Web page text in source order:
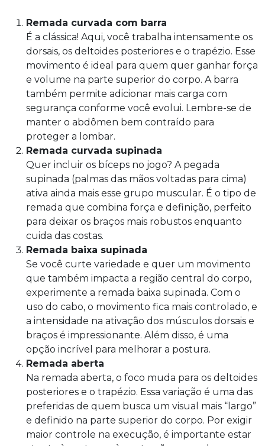
Remada curvada com barra
É a clássica! Aqui, você trabalha intensamente os
dorsais, os deltoides posteriores e o trapézio. Esse
movimento é ideal para quem quer ganhar força
e volume na parte superior do corpo. A barra
também permite adicionar mais carga com
segurança conforme você evolui. Lembre-se de
manter o abdômen bem contraído para
proteger a lombar.
Remada curvada supinada
Quer incluir os bíceps no jogo? A pegada
supinada (palmas das mãos voltadas para cima)
ativa ainda mais esse grupo muscular. É o tipo de
remada que combina força e definição, perfeito
para deixar os braços mais robustos enquanto
cuida das costas.
Remada baixa supinada
Se você curte variedade e quer um movimento
que também impacta a região central do corpo,
experimente a remada baixa supinada. Com o
uso do cabo, o movimento fica mais controlado, e
a intensidade na ativação dos músculos dorsais e
braços é impressionante. Além disso, é uma
opção incrível para melhorar a postura.
Remada aberta
Na remada aberta, o foco muda para os deltoides
posteriores e o trapézio. Essa variação é uma das
preferidas de quem busca um visual mais “largo”
e definido na parte superior do corpo. Por exigir
maior controle na execução, é importante estar